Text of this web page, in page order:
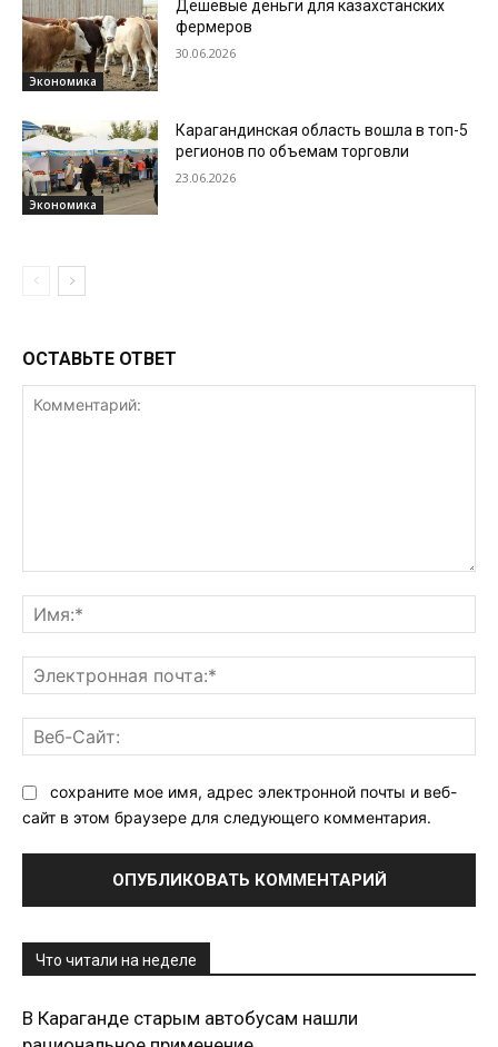
Экономика
Дешевые деньги для казахстанских
фермеров
30.06.2026
Экономика
Карагандинская область вошла в топ-5
регионов по объемам торговли
23.06.2026
ОСТАВЬТЕ ОТВЕТ
сохраните мое имя, адрес электронной почты и веб-
сайт в этом браузере для следующего комментария.
Что читали на неделе
В Караганде старым автобусам нашли